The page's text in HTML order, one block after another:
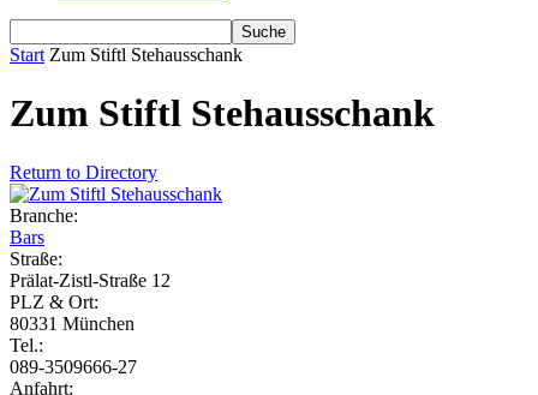
Start Zum Stiftl Stehausschank
Zum Stiftl Stehausschank
Return to Directory
Branche:
Bars
Straße:
Prälat-Zistl-Straße 12
PLZ & Ort:
80331 München
Tel.:
089-3509666-27
Anfahrt: